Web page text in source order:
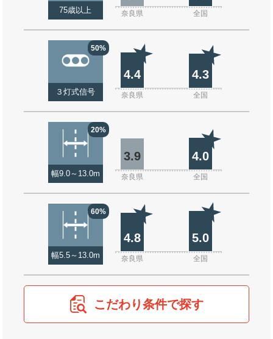
75歳以上 奈良県 全国
50%
３灯式信号
4.4 4.3
奈良県 全国
20%
幅9.0～13.0m
3.9 4.0
奈良県 全国
60%
幅5.5～13.0m
4.8 5.0
奈良県 全国
こだわり条件で探す